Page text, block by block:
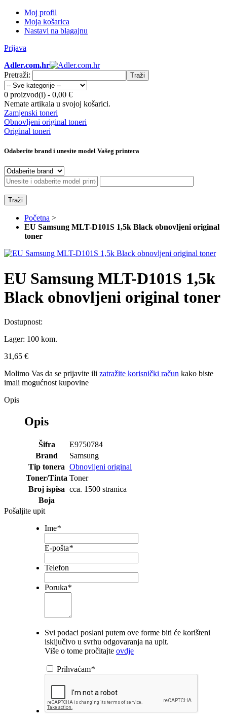
Moj profil
Moja košarica
Nastavi na blagajnu
Prijava
Adler.com.hr
Pretraži:
Traži
0 proizvod(i) - 0,00 €
Nemate artikala u svojoj košarici.
Zamjenski toneri
Obnovljeni original toneri
Original toneri
Odaberite brand i unesite model Vašeg printera
Traži
Početna >
EU Samsung MLT-D101S 1,5k Black obnovljeni original
toner
EU Samsung MLT-D101S 1,5k
Black obnovljeni original toner
Dostupnost:
Lager: 100 kom.
31,65 €
Molimo Vas da se prijavite ili zatražite korisnički račun kako biste
imali mogućnost kupovine
Opis
Opis
Šifra
E9750784
Brand
Samsung
Tip tonera Obnovljeni original
Toner/Tinta Toner
Broj ispisa cca. 1500 stranica
Boja
Pošaljite upit
Ime*
E-pošta*
Telefon
Poruka*
Svi podaci poslani putem ove forme biti će korišteni
isključivo u svrhu odgovaranja na upit.
Više o tome pročitajte ovdje
Prihvaćam*